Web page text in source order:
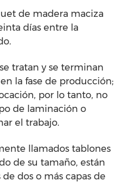
de madera maciza
días entre la
tratan y se terminan
la fase de producción;
por lo tanto, no
de laminación o
el trabajo.
llamados tablones
de su tamaño, están
dos o más capas de